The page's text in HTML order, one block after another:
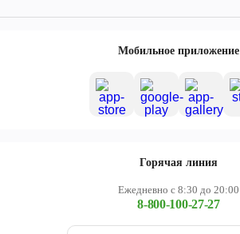
Новодвинск
Мобильное приложение
Горячая линия
Ежедневно с 8:30 до 20:00
8-800-100-27-27